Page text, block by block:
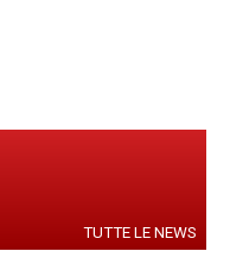
TUTTE LE NEWS